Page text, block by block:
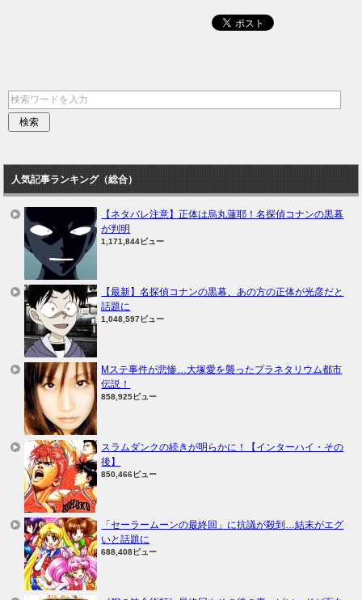
人気記事ランキング（総合）
【ネタバレ注意】正体は烏丸蓮耶！名探偵コナンの黒幕
が判明
1,171,844ビュー
【最新】名探偵コナンの黒幕、あの方の正体が光彦だと
話題に
1,048,597ビュー
Mステ事件が悲惨…大塚愛を襲ったプラネタリウム都市
伝説！
858,925ビュー
スラムダンクの続きが明らかに！【インターハイ・その
後】
850,466ビュー
「セーラームーンの最終回」に抗議が殺到…結末がエグ
いと話題に
688,408ビュー